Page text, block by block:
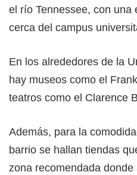
el río Tennessee, con una
cerca del campus
En los alrededores de la
hay museos como el
teatros como el Clarence
Además, para la
barrio se hallan tiendas
zona recomendada